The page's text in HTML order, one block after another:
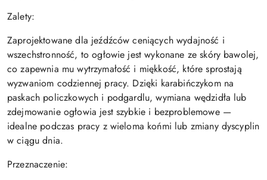
Zalety:
Zaprojektowane dla jeźdźców ceniących wydajność i
wszechstronność, to ogłowie jest wykonane ze skóry bawolej,
co zapewnia mu wytrzymałość i miękkość, które sprostają
wyzwaniom codziennej pracy. Dzięki karabińczykom na
paskach policzkowych i podgardlu, wymiana wędzidła lub
zdejmowanie ogłowia jest szybkie i bezproblemowe —
idealne podczas pracy z wieloma końmi lub zmiany dyscyplin
w ciągu dnia.
Przeznaczenie: